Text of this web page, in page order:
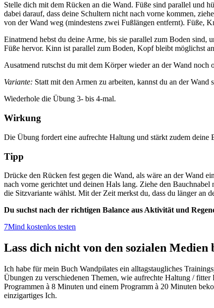
Stelle dich mit dem Rücken an die Wand. Füße sind parallel und
dabei darauf, dass deine Schultern nicht nach vorne kommen,
von der Wand weg (mindestens zwei Fußlängen entfernt). Füße,
Einatmend hebst du deine Arme, bis sie parallel zum Boden
Füße hervor. Kinn ist parallel zum Boden, Kopf bleibt möglichst
Ausatmend rutschst du mit dem Körper wieder an der Wand
Variante: Statt mit den Armen zu arbeiten, kannst du an der
Wiederhole die Übung 3- bis 4-mal.
Wirkung
Die Übung fordert eine aufrechte Haltung und stärkt zudem deine
Tipp
Drücke den Rücken fest gegen die Wand, als wäre an der Wand
nach vorne gerichtet und deinen Hals lang. Ziehe den
die Sitzvariante wählst. Mit der Zeit merkst du, dass du länger an
Du suchst nach der richtigen Balance aus Aktivität und
7Mind kostenlos testen
Lass dich nicht von den sozialen Medien
Ich habe für mein Buch Wandpilates ein alltagstaugliches
Übungen zu verschiedenen Themen, wie aufrechte Haltung /
Programmen à 8 Minuten und einem Programm à 20 Minuten
einzigartiges Ich.